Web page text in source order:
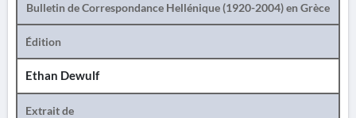
Bulletin de Correspondance Hellénique (1920-2004) en Grèce
Édition
Ethan Dewulf
Extrait de